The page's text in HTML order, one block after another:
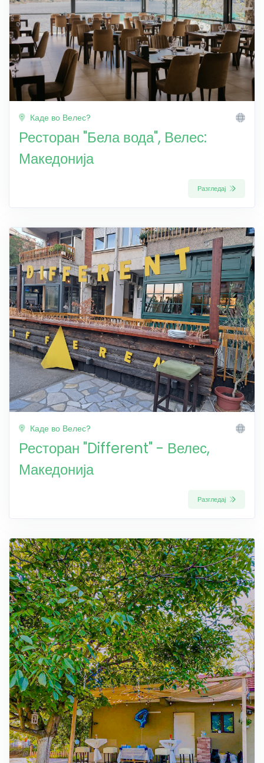
Каде во Велес?
Ресторан "Бела вода", Велес:
Македонија
Разгледај
Каде во Велес?
Ресторан "Different" - Велес,
Македонија
Разгледај